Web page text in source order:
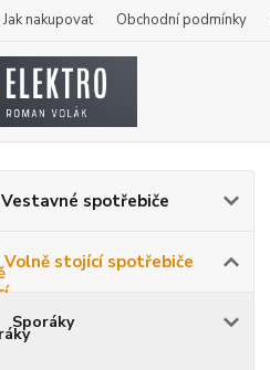
Jak nakupovat Obchodní podmínky
Vestavné spotřebiče
Volně stojící spotřebiče
Sporáky